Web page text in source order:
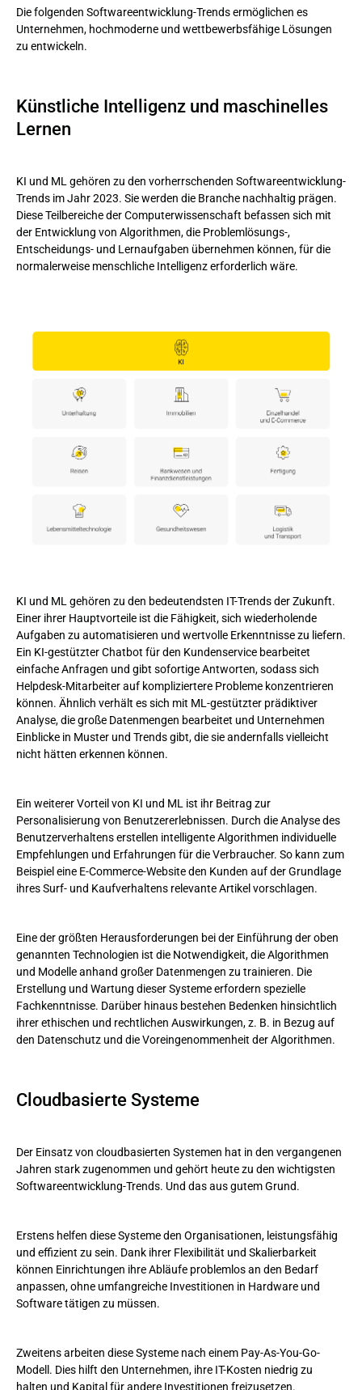
Die folgenden Softwareentwicklung-Trends ermöglichen es
Unternehmen, hochmoderne und wettbewerbsfähige Lösungen
zu entwickeln.
Künstliche Intelligenz und maschinelles
Lernen
KI und ML gehören zu den vorherrschenden Softwareentwicklung-
Trends im Jahr 2023. Sie werden die Branche nachhaltig prägen.
Diese Teilbereiche der Computerwissenschaft befassen sich mit
der Entwicklung von Algorithmen, die Problemlösungs-,
Entscheidungs- und Lernaufgaben übernehmen können, für die
normalerweise menschliche Intelligenz erforderlich wäre.
KI und ML gehören zu den bedeutendsten IT-Trends der Zukunft.
Einer ihrer Hauptvorteile ist die Fähigkeit, sich wiederholende
Aufgaben zu automatisieren und wertvolle Erkenntnisse zu liefern.
Ein KI-gestützter Chatbot für den Kundenservice bearbeitet
einfache Anfragen und gibt sofortige Antworten, sodass sich
Helpdesk-Mitarbeiter auf kompliziertere Probleme konzentrieren
können. Ähnlich verhält es sich mit ML-gestützter prädiktiver
Analyse, die große Datenmengen bearbeitet und Unternehmen
Einblicke in Muster und Trends gibt, die sie andernfalls vielleicht
nicht hätten erkennen können.
Ein weiterer Vorteil von KI und ML ist ihr Beitrag zur
Personalisierung von Benutzererlebnissen. Durch die Analyse des
Benutzerverhaltens erstellen intelligente Algorithmen individuelle
Empfehlungen und Erfahrungen für die Verbraucher. So kann zum
Beispiel eine E-Commerce-Website den Kunden auf der Grundlage
ihres Surf- und Kaufverhaltens relevante Artikel vorschlagen.
Eine der größten Herausforderungen bei der Einführung der oben
genannten Technologien ist die Notwendigkeit, die Algorithmen
und Modelle anhand großer Datenmengen zu trainieren. Die
Erstellung und Wartung dieser Systeme erfordern spezielle
Fachkenntnisse. Darüber hinaus bestehen Bedenken hinsichtlich
ihrer ethischen und rechtlichen Auswirkungen, z. B. in Bezug auf
den Datenschutz und die Voreingenommenheit der Algorithmen.
Cloudbasierte Systeme
Der Einsatz von cloudbasierten Systemen hat in den vergangenen
Jahren stark zugenommen und gehört heute zu den wichtigsten
Softwareentwicklung-Trends. Und das aus gutem Grund.
Erstens helfen diese Systeme den Organisationen, leistungsfähig
und effizient zu sein. Dank ihrer Flexibilität und Skalierbarkeit
können Einrichtungen ihre Abläufe problemlos an den Bedarf
anpassen, ohne umfangreiche Investitionen in Hardware und
Software tätigen zu müssen.
Zweitens arbeiten diese Systeme nach einem Pay-As-You-Go-
Modell. Dies hilft den Unternehmen, ihre IT-Kosten niedrig zu
halten und Kapital für andere Investitionen freizusetzen.